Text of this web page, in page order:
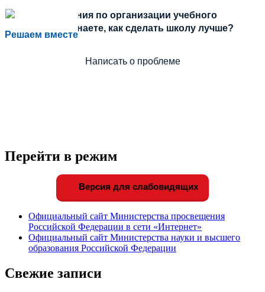
Решаем вместе
Есть предложения по организации учебного
процесса или знаете, как сделать школу лучше?
Написать о проблеме
Перейти в режим
Версия для слабовидящих
Официальный сайт Министерства просвещения
Российской Федерации в сети «Интернет»
Официальный сайт Министерства науки и высшего
образования Российской Федерации
Свежие записи